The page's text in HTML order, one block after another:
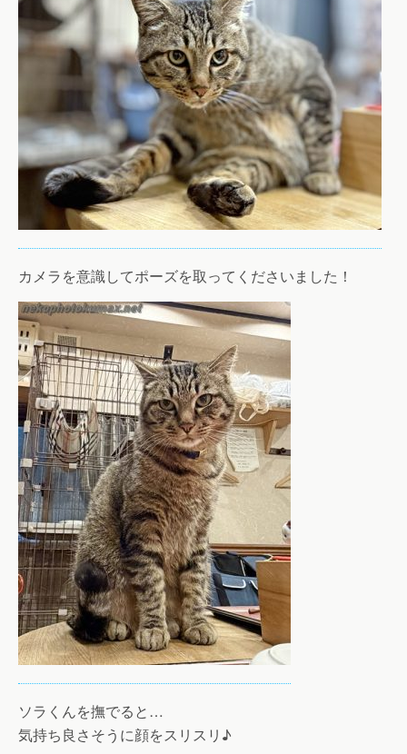
カメラを意識してポーズを取ってくださいました！
ソラくんを撫でると…
気持ち良さそうに顔をスリスリ♪